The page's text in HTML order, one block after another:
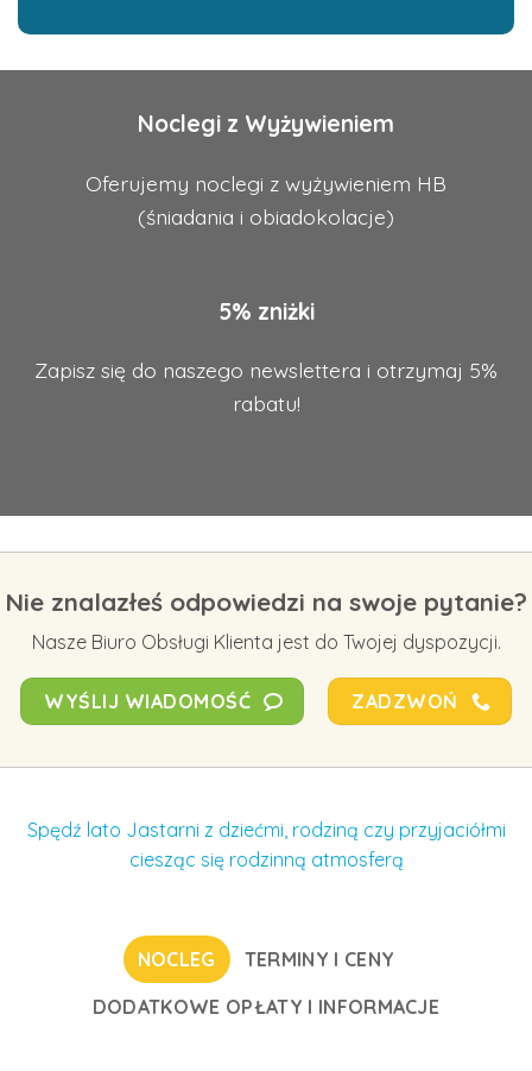
Noclegi z Wyżywieniem
Oferujemy noclegi z wyżywieniem HB
(śniadania i obiadokolacje)
5% zniżki
Zapisz się do naszego newslettera i otrzymaj 5%
rabatu!
Nie znalazłeś odpowiedzi na swoje pytanie?
Nasze Biuro Obsługi Klienta jest do Twojej dyspozycji.
WYŚLIJ WIADOMOŚĆ ZADZWOŃ
Spędź lato Jastarni z dziećmi, rodziną czy przyjaciółmi
ciesząc się rodzinną atmosferą
NOCLEG
TERMINY I CENY
DODATKOWE OPŁATY I INFORMACJE